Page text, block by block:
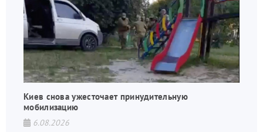
Киев снова ужесточает принудительную
мобилизацию
6.08.2026